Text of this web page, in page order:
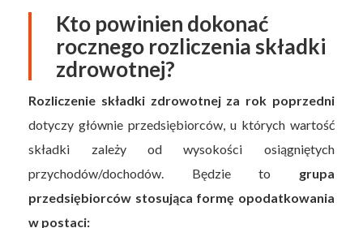
Kto powinien dokonać
rocznego rozliczenia składki
zdrowotnej?
Rozliczenie składki zdrowotnej za rok poprzedni
dotyczy głównie przedsiębiorców, u których wartość
składki zależy od wysokości osiągniętych
przychodów/dochodów. Będzie to grupa
przedsiębiorców stosująca formę opodatkowania
w postaci: